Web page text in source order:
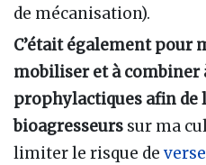
de mécanisation).
C’était également pour
mobiliser et à combiner
prophylactiques afin
bioagresseurs sur ma
limiter le risque de verse